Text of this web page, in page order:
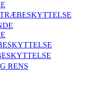
RENS